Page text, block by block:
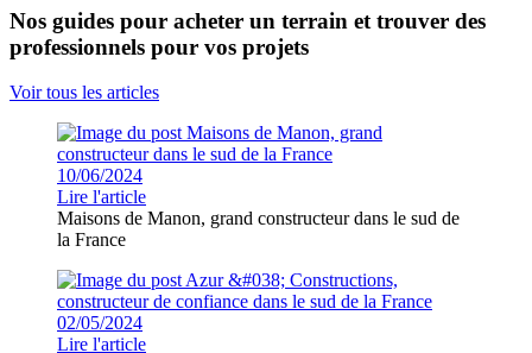
Nos guides pour acheter un terrain et trouver des
professionnels pour vos projets
Voir tous les articles
10/06/2024
Lire l'article
Maisons de Manon, grand constructeur dans le sud de
la France
02/05/2024
Lire l'article